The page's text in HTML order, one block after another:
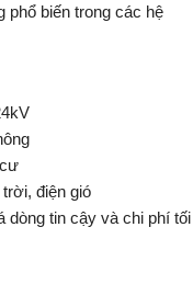
biến trong các hệ
điện gió
dòng tin cậy và chi phí tối